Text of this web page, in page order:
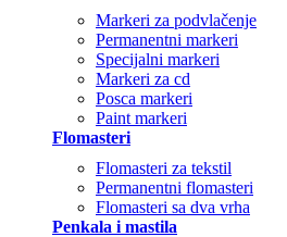
Markeri za podvlačenje
Permanentni markeri
Specijalni markeri
Markeri za cd
Posca markeri
Paint markeri
Flomasteri
Flomasteri za tekstil
Permanentni flomasteri
Flomasteri sa dva vrha
Penkala i mastila